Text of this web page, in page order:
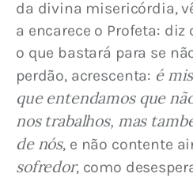
da divina misericórdia,
a encarece o Profeta: diz
o que bastará para se
perdão, acrescenta: é
que entendamos que
nos trabalhos, mas
de nós, e não contente
sofredor, como